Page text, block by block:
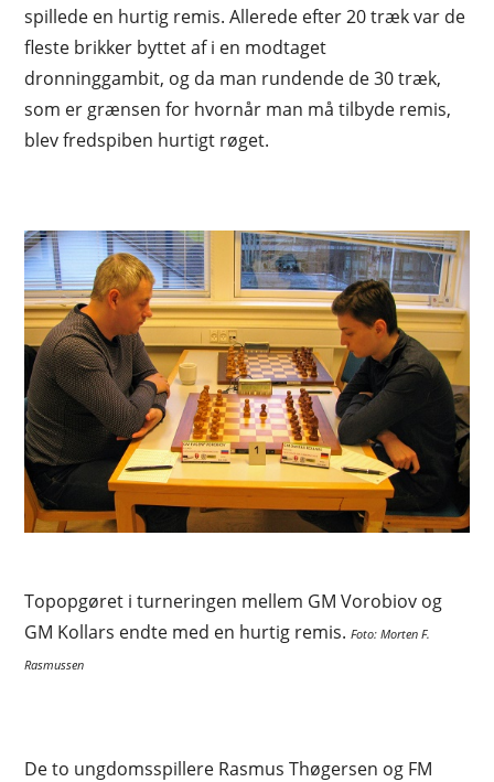
spillede en hurtig remis. Allerede efter 20 træk var de
fleste brikker byttet af i en modtaget
dronninggambit, og da man rundende de 30 træk,
som er grænsen for hvornår man må tilbyde remis,
blev fredspiben hurtigt røget.
Topopgøret i turneringen mellem GM Vorobiov og
GM Kollars endte med en hurtig remis.Foto: Morten F.
Rasmussen
De to ungdomsspillere Rasmus Thøgersen og FM